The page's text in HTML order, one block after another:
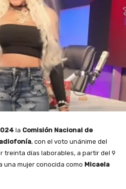
la Comisión Nacional de
, con el voto unánime del
treinta días laborables, a partir del 9
una mujer conocida como Micaela